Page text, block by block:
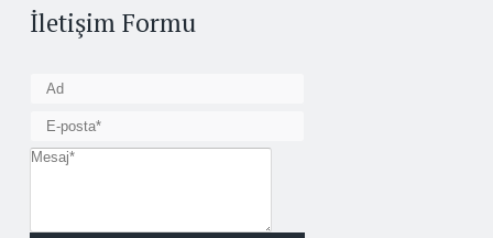
İletişim Formu